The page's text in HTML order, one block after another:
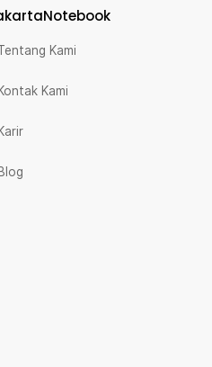
Kami
Kontak Kami
Karir
Blog